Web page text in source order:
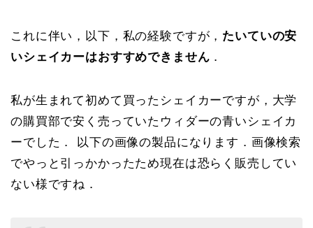
これに伴い，以下，私の経験ですが， たいていの安
いシェイカーはおすすめできません ．
私が生まれて初めて買ったシェイカーですが，大学
の購買部で安く売っていたウィダーの青いシェイカ
ーでした． 以下の画像の製品になります．画像検索
でやっと引っかかったため現在は恐らく販売してい
ない様ですね．